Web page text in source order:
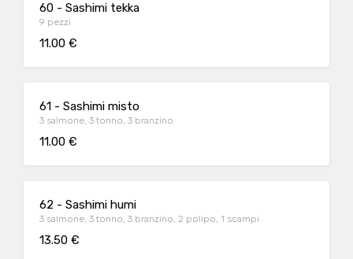
60 - Sashimi tekka
9 pezzi
11.00 €
61 - Sashimi misto
3 salmone, 3 tonno, 3 branzino
11.00 €
62 - Sashimi humi
3 salmone, 3 tonno, 3 branzino, 2 polipo, 1 scampi
13.50 €